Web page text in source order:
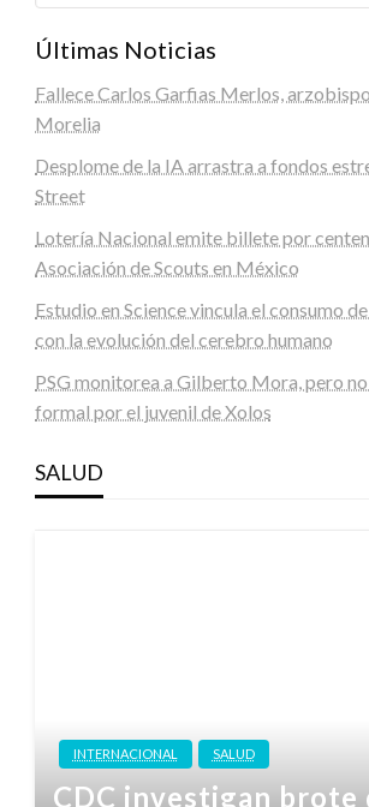
Últimas Noticias
Fallece Carlos Garfias Merlos,
Morelia
Desplome de la IA arrastra a fondos
Street
Lotería Nacional emite billete por
Asociación de Scouts en México
Estudio en Science vincula el consumo
con la evolución del cerebro humano
PSG monitorea a Gilberto Mora, pero
formal por el juvenil de Xolos
SALUD
INTERNACIONAL SALUD
CDC investigan brote